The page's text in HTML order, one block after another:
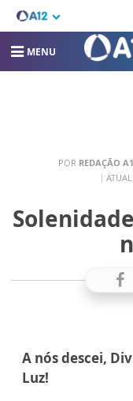
MENU
POR REDAÇÃO
A nós descei,
Luz!